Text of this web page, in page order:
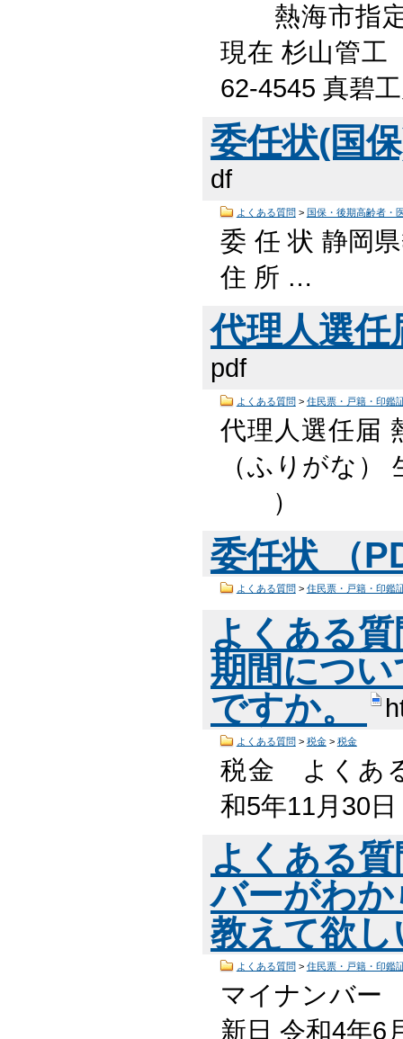
熱海市指定
現在 杉山管
62-4545 真碧
委任状(国
df
よくある質問 > 国保・後期高齢者・
委 任 状 静岡
住 所 …
代理人選
pdf
よくある質問 > 住民票・戸籍・印鑑
代理人選任
（ふりが
）
委任状 （
よくある質問 > 住民票・戸籍・印鑑
よくある
期間につ
ですか。
よくある質問 > 税金> 税金
税金 よくあ
和5年11月30
よくある
バーがわ
教えて欲
よくある質問 > 住民票・戸籍・印鑑
マイナンバー
新日 令和4年